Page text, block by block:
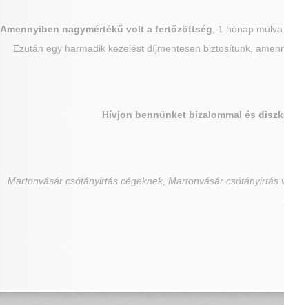
Amennyiben nagymértékű volt a fertőzöttség , 1 hónap
Ezután egy harmadik kezelést díjmentesen biztosítunk,
Hívjon bennünket bizalommal és
Martonvásárcsótányirtás cégeknek, Martonvásár